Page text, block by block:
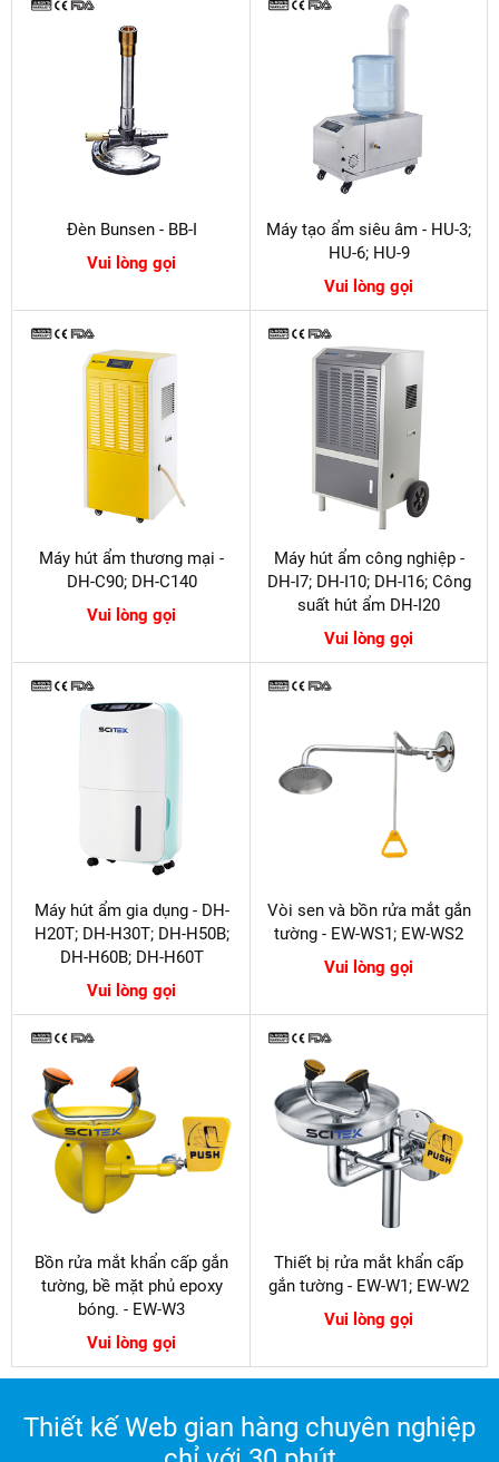
Đèn Bunsen - BB-I
Vui lòng gọi
Máy tạo ẩm siêu âm - HU-3;
HU-6; HU-9
Vui lòng gọi
Máy hút ẩm thương mại -
DH-C90; DH-C140
Vui lòng gọi
Máy hút ẩm công nghiệp -
DH-I7; DH-I10; DH-I16; Công
suất hút ẩm DH-I20
Vui lòng gọi
Máy hút ẩm gia dụng - DH-
H20T; DH-H30T; DH-H50B;
DH-H60B; DH-H60T
Vui lòng gọi
Vòi sen và bồn rửa mắt gắn
tường - EW-WS1; EW-WS2
Vui lòng gọi
Bồn rửa mắt khẩn cấp gắn
tường, bề mặt phủ epoxy
bóng. - EW-W3
Vui lòng gọi
Thiết bị rửa mắt khẩn cấp
gắn tường - EW-W1; EW-W2
Vui lòng gọi
Thiết kế Web gian hàng chuyên nghiệp